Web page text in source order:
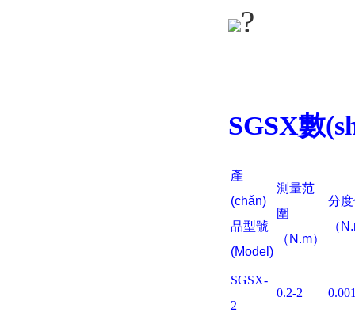
?
SGSX數
產
(chǎn)
品型號
(Model)
測量范
圍
（N.m）
分
（
SGSX-
2
0.2-2